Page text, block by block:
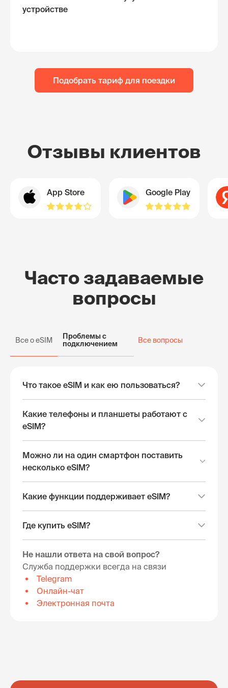
устройстве
Подобрать тариф для поездки
Отзывы клиентов
App Store Google Play
Часто задаваемые
вопросы
Все о eSIM
Проблемы с
подключением
Все вопросы
Что такое eSIM и как ею пользоваться?
Какие телефоны и планшеты работают с
eSIM?
Можно ли на один смартфон поставить
несколько eSIM?
Какие функции поддерживает eSIM?
Где купить eSIM?
Не нашли ответа на свой вопрос?
Служба поддержки всегда на связи
Telegram
Онлайн-чат
Электронная почта